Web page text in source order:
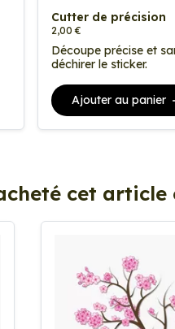
Cutter de précision
2,00 €
Découpe précise et
déchirer le sticker.
Ajouter au panier
cet